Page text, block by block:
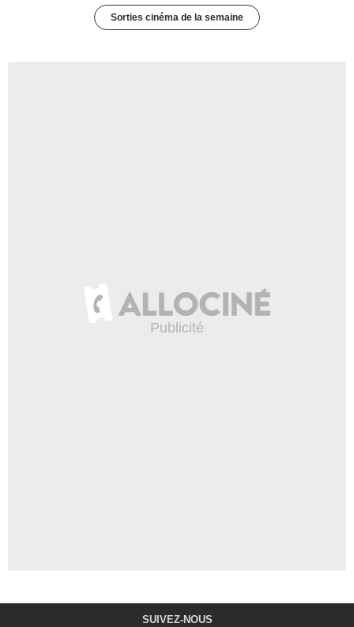
Sorties cinéma de la semaine
SUIVEZ-NOUS